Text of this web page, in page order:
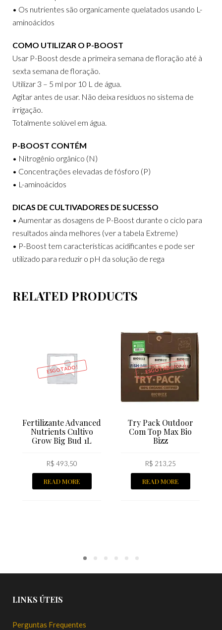
• Os nutrientes são organicamente quelatados usando L-
aminoácidos
COMO UTILIZAR O P-BOOST
Usar P-Boost desde a primeira semana de floração até à
sexta semana de floração.
Utilizar 3 – 5 ml por 10 L de água.
Agitar antes de usar. Não deixa resíduos no sistema de
irrigação.
Totalmente solúvel em água.
P-BOOST CONTÉM
• Nitrogênio orgânico (N)
• Concentrações elevadas de fósforo (P)
• L-aminoácidos
DICAS DE CULTIVADORES DE SUCESSO
• Aumentar as dosagens de P-Boost durante o ciclo para
resultados ainda melhores (ver a tabela Extreme)
• P-Boost tem características acidificantes e pode ser
utilizado para reduzir o pH da solução de rega
RELATED PRODUCTS
ESGOTADO!
Fertilizante Advanced
Nutrients Cultivo
Grow Big Bud 1L
R$ 493,50
READ MORE
ESGOTADO!
Try Pack Outdoor
Com Top Max Bio
Bizz
R$ 213,25
READ MORE
LINKS ÚTEIS
Perguntas Frequentes